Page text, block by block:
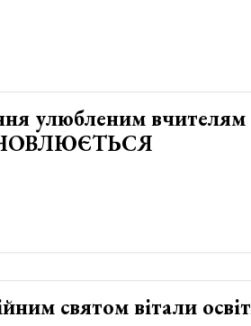
улюбленим вчителям
ОНОВЛЮЄТЬСЯ
святом вітали